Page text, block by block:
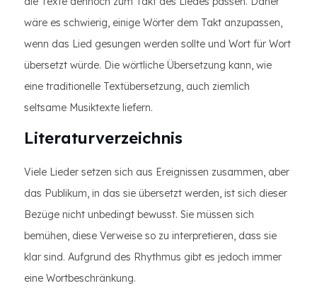
wäre es schwierig, einige Wörter dem Takt anzupassen,
wenn das Lied gesungen werden sollte und Wort für Wort
übersetzt würde. Die wörtliche Übersetzung kann, wie
eine traditionelle Textübersetzung, auch ziemlich
seltsame Musiktexte liefern.
Literaturverzeichnis
Viele Lieder setzen sich aus Ereignissen zusammen, aber
das Publikum, in das sie übersetzt werden, ist sich dieser
Bezüge nicht unbedingt bewusst. Sie müssen sich
bemühen, diese Verweise so zu interpretieren, dass sie
klar sind. Aufgrund des Rhythmus gibt es jedoch immer
eine Wortbeschränkung.